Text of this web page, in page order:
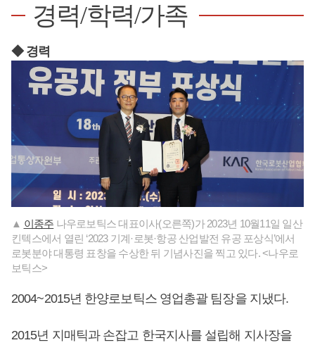
경력/학력/가족
◆ 경력
▲ 이종주 나우로보틱스 대표이사(오른쪽)가 2023년 10월11일 일산
킨텍스에서 열린 ‘2023 기계·로봇·항공 산업발전 유공 포상식’에서
로봇분야 대통령 표창을 수상한 뒤 기념사진을 찍고 있다. <나우로
보틱스>
2004~2015년 한양로보틱스 영업총괄 팀장을 지냈다.
2015년 지매틱과 손잡고 한국지사를 설립해 지사장을